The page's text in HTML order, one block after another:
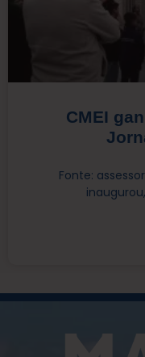
CMEI
Fonte: